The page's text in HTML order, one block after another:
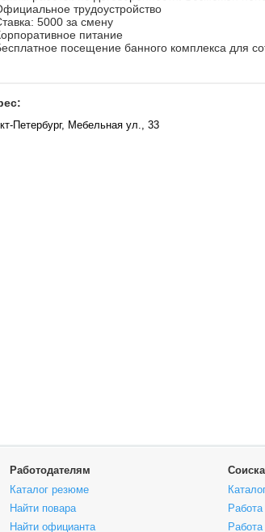
трудоустройство
5000 за смену
питание
посещение банного комплекса для
Петербург, Мебельная ул., 33
Работодателям
Каталог резюме
Найти повара
Найти официанта